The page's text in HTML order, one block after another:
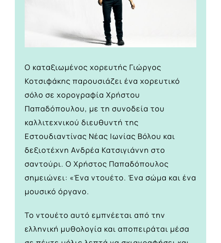
Ο καταξιωμένος χορευτής Γιώργος
Κοτσιφάκης παρουσιάζει ένα χορευτικό
σόλο σε χορογραφία Χρήστου
Παπαδόπουλου, με τη συνοδεία του
καλλιτεχνικού διευθυντή της
Εστουδιαντίνας Νέας Ιωνίας Βόλου και
δεξιοτέχνη Ανδρέα Κατσιγιάννη στο
σαντούρι. Ο Χρήστος Παπαδόπουλος
σημειώνει: «Ένα ντουέτο. Ένα σώμα και ένα
μουσικό όργανο.
Το ντουέτο αυτό εμπνέεται από την
ελληνική μυθολογία και αποπειράται μέσα